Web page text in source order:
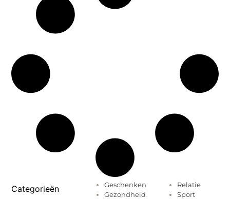
Categorieën
Geschenken
Gezondheid
Relatie
Sport